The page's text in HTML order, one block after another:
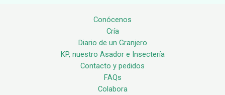
Conócenos
Cría
Diario de un Granjero
KP, nuestro Asador e Insectería
Contacto y pedidos
FAQs
Colabora